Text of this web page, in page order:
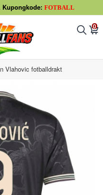
Kupongkode: FOTBALL
󰂨 0
󰃦
Vlahovic fotballdrakt